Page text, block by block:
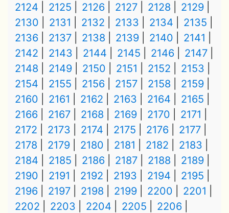
2124 2125 2126 2127 2128
2129
2130
2131 2132 2133 2134
2135
2136
2137 2138 2139 2140
2141
2142
2143 2144 2145 2146
2147
2148
2149 2150 2151 2152
2153
2154
2155 2156 2157 2158
2159
2160
2161 2162 2163 2164
2165
2166
2167 2168 2169 2170
2171
2172
2173 2174 2175 2176
2177
2178
2179 2180 2181 2182
2183
2184
2185 2186 2187 2188
2189
2190
2191 2192 2193 2194
2195
2196
2197 2198 2199 2200
2201
2202
2203 2204 2205
2206